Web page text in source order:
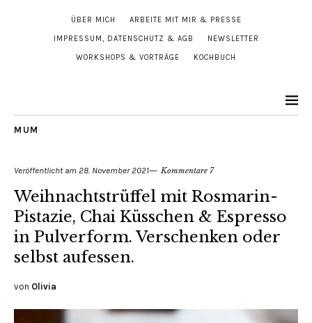
ÜBER MICH ARBEITE MIT MIR & PRESSE
IMPRESSUM, DATENSCHUTZ & AGB NEWSLETTER
WORKSHOPS & VORTRÄGE KOCHBUCH
MUM
Veröffentlicht am 28. November 2021 Kommentare 7
Weihnachtstrüffel mit Rosmarin-
Pistazie, Chai Küsschen & Espresso
in Pulverform. Verschenken oder
selbst aufessen.
von Olivia